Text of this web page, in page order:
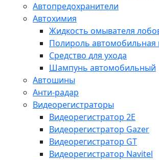
Автопредохранители
Автохимия
Жидкость омывателя
Полироль автомобильная
Средство для ухода
Шампунь автомобильный
Автошины
Анти-радар
Видеорегистраторы
Видеорегистратор 2E
Видеорегистратор Gazer
Видеорегистратор GT
Видеорегистратор Navitel